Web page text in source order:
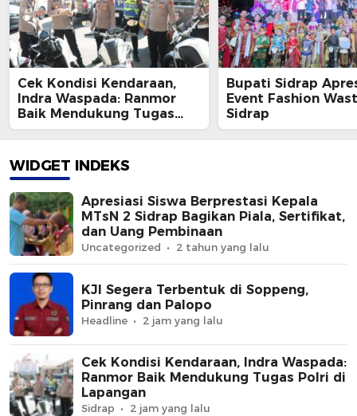
Cek Kondisi Kendaraan,
Indra Waspada: Ranmor
Baik Mendukung Tugas
Polri di Lapangan
Bupati Sidrap
Event Fashion
Sidrap
WIDGET INDEKS
Apresiasi Siswa Berprestasi Kepala
MTsN 2 Sidrap Bagikan Piala, Sertifikat,
dan Uang Pembinaan
Uncategorized 2 tahun yang lalu
KJI Segera Terbentuk di Soppeng,
Pinrang dan Palopo
Headline 2 jam yang lalu
Cek Kondisi Kendaraan, Indra Waspada:
Ranmor Baik Mendukung Tugas Polri di
Lapangan
Sidrap 2 jam yang lalu